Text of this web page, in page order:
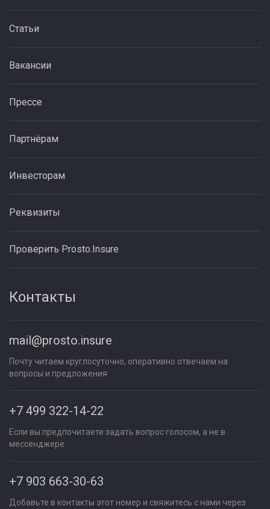
Статьи
Вакансии
Прессе
Партнёрам
Инвесторам
Реквизиты
Проверить Prosto.Insure
Контакты
mail@prosto.insure
Почту читаем круглосуточно, оперативно отвечаем на
вопросы и предложения
+7 499 322-14-22
Если вы предпочитаете задать вопрос голосом, а не в
мессенджере
+7 903 663-30-63
Добавьте в контакты этот номер и свяжитесь с нами через